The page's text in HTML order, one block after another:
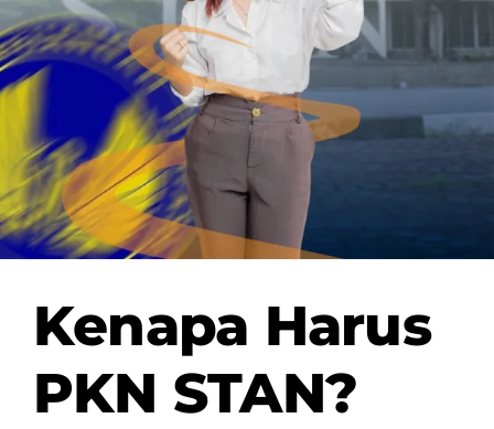
OUR PROGRAM
REGISTRATION
Kenapa Harus
PKN STAN?